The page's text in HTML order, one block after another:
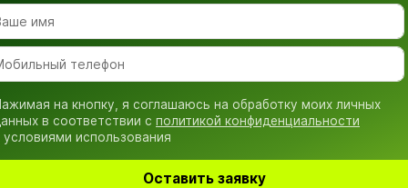
на кнопку, я соглашаюсь на обработку моих личных
в соответствии с политикой конфиденциальности
условиями использования
Оставить заявку